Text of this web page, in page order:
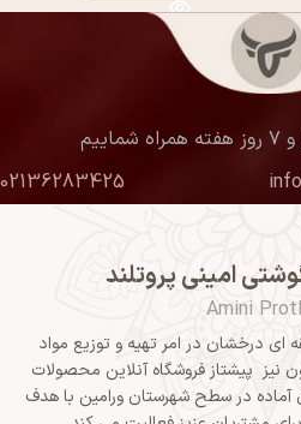
02136283425
امینی پروتلند
Amini
ای درخشان در امر تهیه و توزیع مواد
نیز پیشتاز فروشگاه آنلاین محصولات
آماده در سطح شهرستان ورامین با هدف